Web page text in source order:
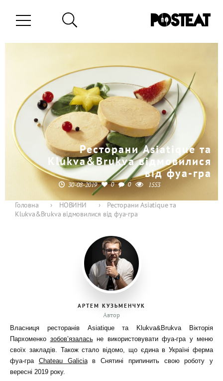
Ресторани Asiatique та
Klukva&Brukva відмовилися
від фуа-гра
30-08-2019 0 0 1553
Головна › НОВИНИ ›
Ресторани Asiatique та
Klukva&Brukva відмовилися від фуа-гра
АРТЕМ КУЗЬМЕНЧУК
Автор
Власниця ресторанів Asiatique та Klukva&Brukva Вікторія
Пархоменко зобов’язаласьне використовувати фуа-гра у меню
своїх закладів. Також стало відомо, що єдина в Україні ферма
фуа-гра Chateau Galiciaв Снятині припинить свою роботу у
вересні 2019 року.